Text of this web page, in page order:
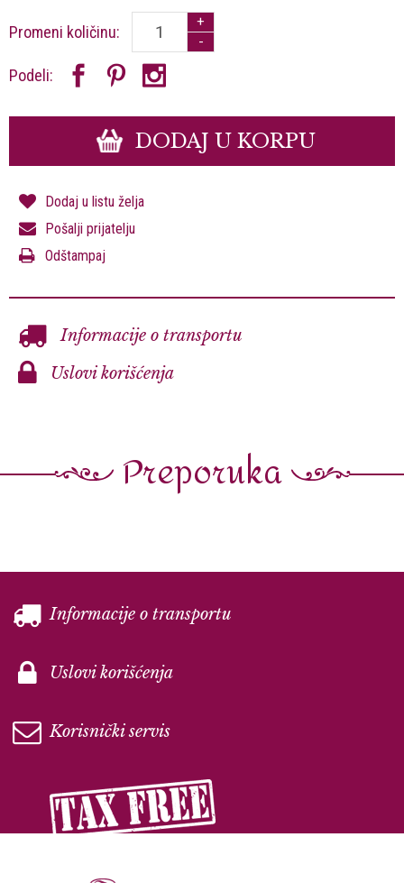
Promeni količinu:
+
-
Podeli:
DODAJ U KORPU
Dodaj u listu želja
Pošalji prijatelju
Odštampaj
Informacije o transportu
Uslovi korišćenja
Preporuka
Informacije o transportu
Uslovi korišćenja
Korisnički servis